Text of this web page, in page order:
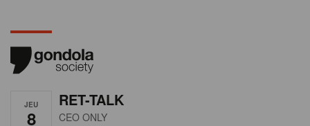
JEU
8
RET-TALK
CEO ONLY